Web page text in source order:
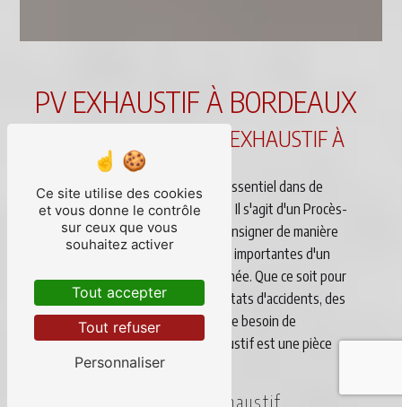
PV EXHAUSTIF À BORDEAUX
QU'EST-CE QUE LE PV EXHAUSTIF À
BORDEAUX ?
Le PV exhaustif est un document essentiel dans de
nombreuses situations à Bordeaux. Il s'agit d'un Procès-
Verbal détaillé ayant pour but de consigner de manière
exhaustive toutes les informations importantes d'un
événement ou d'une situation donnée. Que ce soit pour
des constats de sinistres, des constats d'accidents, des
constats de malfaçons ou tout autre besoin de
documentation précise, le PV exhaustif est une pièce
essentielle.
Les avantages du PV exhaustif
Ce site utilise des cookies
et vous donne le contrôle
sur ceux que vous
souhaitez activer
Tout accepter
Tout refuser
Personnaliser